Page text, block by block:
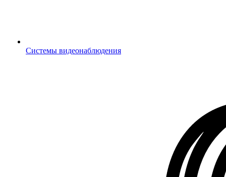
Системы видеонаблюдения